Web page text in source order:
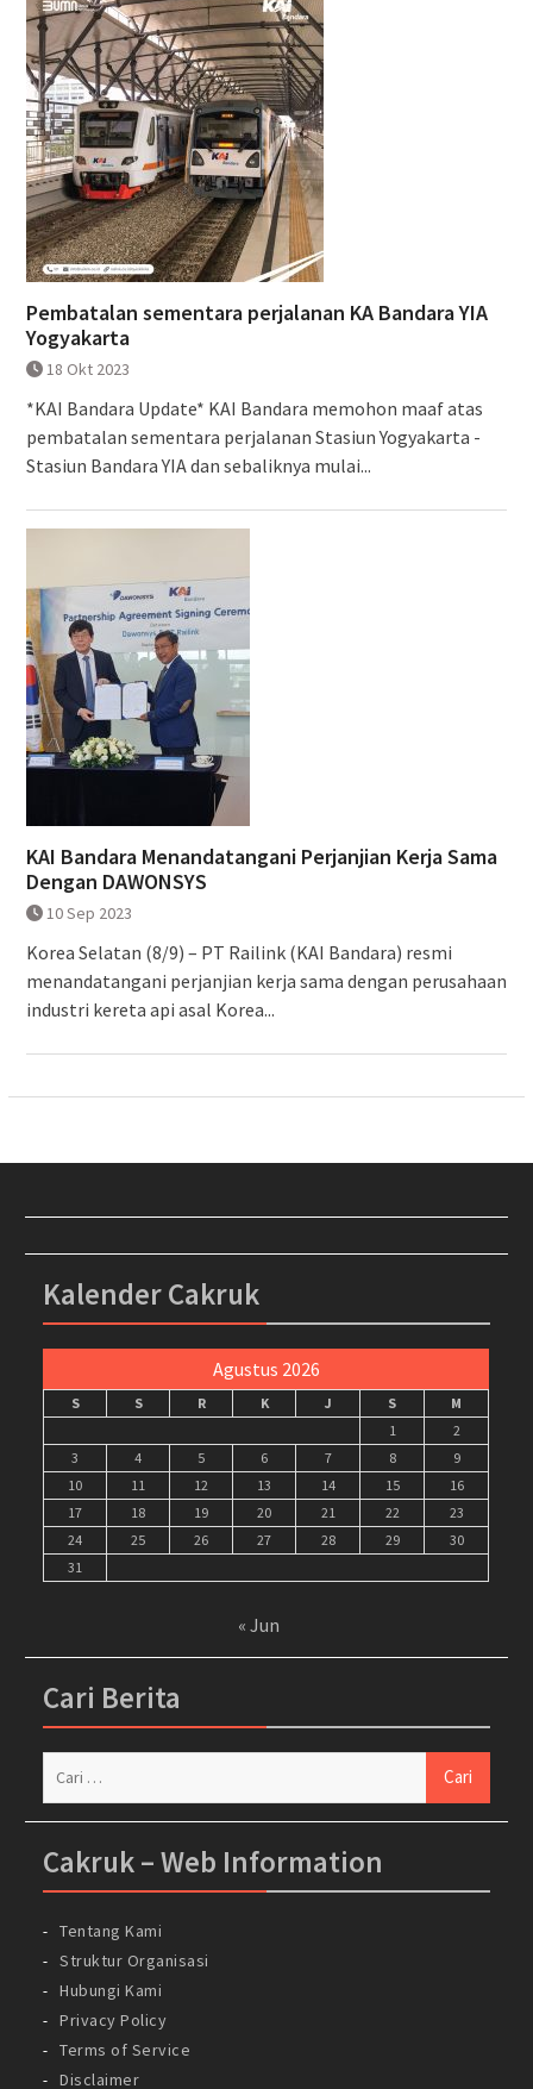
Pembatalan sementara perjalanan KA Bandara YIA
Yogyakarta
18 Okt 2023
*KAI Bandara Update* KAI Bandara memohon maaf atas
pembatalan sementara perjalanan Stasiun Yogyakarta -
Stasiun Bandara YIA dan sebaliknya mulai...
KAI Bandara Menandatangani Perjanjian Kerja Sama
Dengan DAWONSYS
10 Sep 2023
Korea Selatan (8/9) – PT Railink (KAI Bandara) resmi
menandatangani perjanjian kerja sama dengan perusahaan
industri kereta api asal Korea...
Kalender Cakruk
Agustus 2026
S S R K J S
M
1
2
3
4 5 6 7 8
9
10
11 12 13 14 15
16
17
18 19 20 21 22
23
24
25 26 27 28 29
30
31
« Jun
Cari Berita
Cakruk – Web Information
Tentang Kami
Struktur Organisasi
Hubungi Kami
Privacy Policy
Terms of Service
Disclaimer